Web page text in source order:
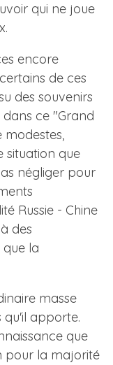
qui ne joue
encore
de ces
des souvenirs
ce "Grand
modestes,
situation que
négliger pour
Russie - Chine
des
la
masse
qu'il apporte.
que
pour la majorité